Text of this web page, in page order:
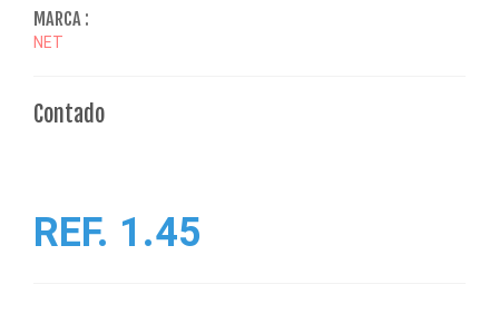
MARCA :
NET
Contado
REF. 1.45